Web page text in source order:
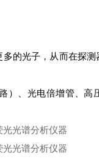
的光子，从而在探
）、光电倍增管、高